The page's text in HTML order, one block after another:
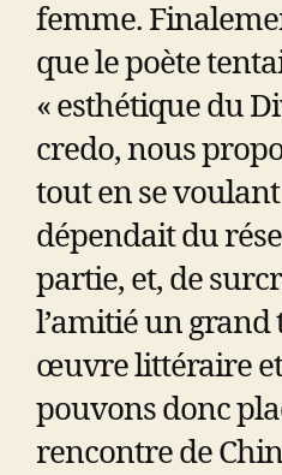
femme.
que le poète
« esthétique du
credo, nous
tout en se
dépendait du
partie, et, de
l’amitié un grand
œuvre littéraire
pouvons donc
rencontre de